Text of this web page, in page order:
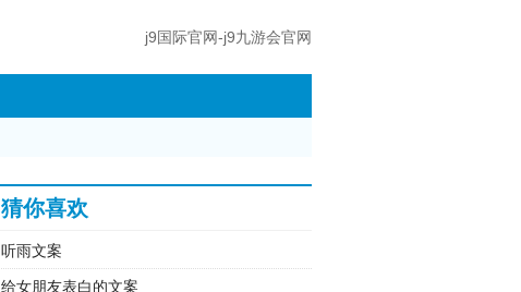
j9国际官网-j9九游会官网
猜你喜欢
听雨文案
给女朋友表白的文案